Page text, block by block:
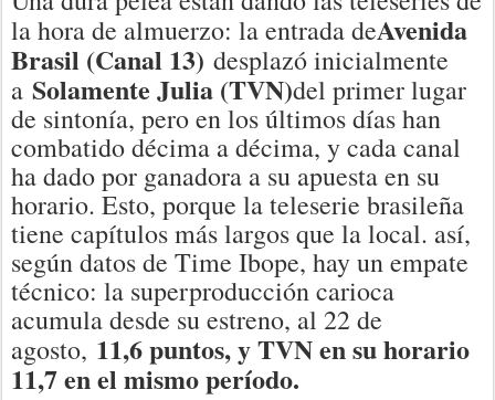
la hora de almuerzo: la entrada deAvenida
Brasil (Canal 13) desplazó inicialmente
a Solamente Julia (TVN)del primer lugar
de sintonía, pero en los últimos días han
combatido décima a décima, y cada canal
ha dado por ganadora a su apuesta en su
horario. Esto, porque la teleserie brasileña
tiene capítulos más largos que la local. así,
según datos de Time Ibope, hay un empate
técnico: la superproducción carioca
acumula desde su estreno, al 22 de
agosto, 11,6 puntos, y TVN en su horario
11,7 en el mismo período.